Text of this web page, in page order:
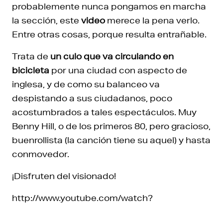
probablemente nunca pongamos en marcha
la sección, este video merece la pena verlo.
Entre otras cosas, porque resulta entrañable.
Trata de un culo que va circulando en
bicicleta por una ciudad con aspecto de
inglesa, y de como su balanceo va
despistando a sus ciudadanos, poco
acostumbrados a tales espectáculos. Muy
Benny Hill, o de los primeros 80, pero gracioso,
buenrollista (la canción tiene su aquel) y hasta
conmovedor.
¡Disfruten del visionado!
http://www.youtube.com/watch?